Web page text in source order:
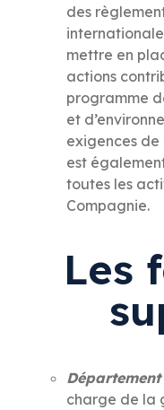
des
mettre en
actions
programme
et
exigences
est
toutes les
Compagnie.
Les
charge de la